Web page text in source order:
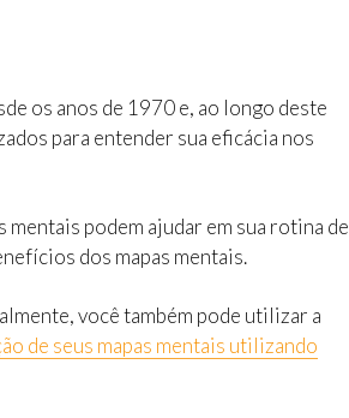
os anos de 1970 e, ao longo deste
para entender sua eficácia nos
mentais podem ajudar em sua rotina de
dos mapas mentais.
você também pode utilizar a
de seus mapas mentais utilizando